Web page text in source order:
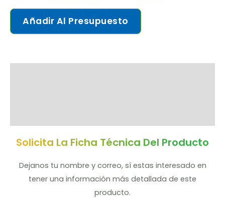
Añadir Al Presupuesto
Solicita La Ficha Técnica Del Producto
Dejanos tu nombre y correo, sí estas interesado en
tener una información más detallada de este
producto.